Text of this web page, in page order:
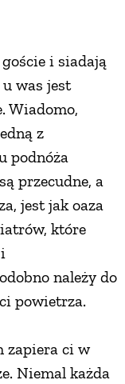
i siadają
was jest
Wiadomo,
z
podnóża
przecudne, a
jest jak oaza
które
należy do
powietrza.
zapiera ci w
Niemal każda